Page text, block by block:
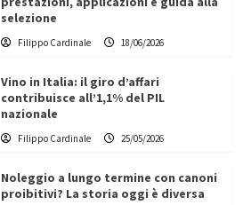
selezione
Filippo Cardinale 18/06/2026
Vino in Italia: il giro d’affari
contribuisce all’1,1% del PIL
nazionale
Filippo Cardinale 25/05/2026
Noleggio a lungo termine con canoni
proibitivi? La storia oggi è diversa